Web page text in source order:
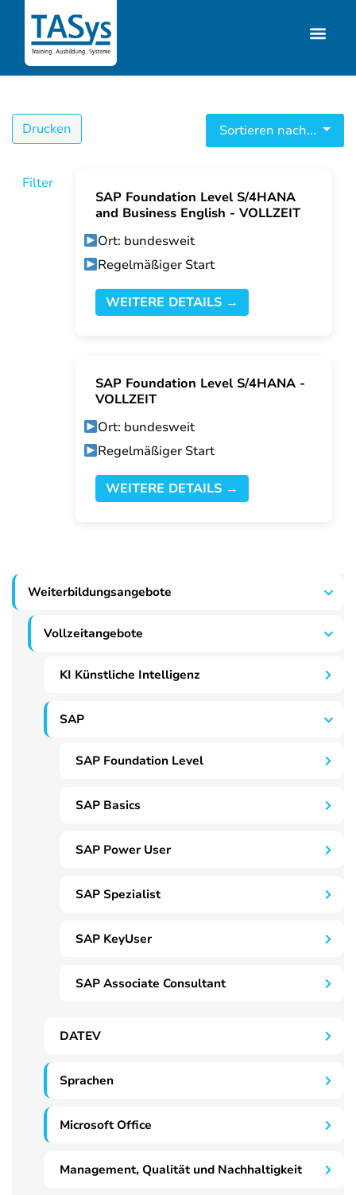
Drucken Sortieren nach...
Filter
SAP Foundation Level S/4HANA
and Business English - VOLLZEIT
Ort: bundesweit
Regelmäßiger Start
WEITERE DETAILS →
SAP Foundation Level S/4HANA -
VOLLZEIT
Ort: bundesweit
Regelmäßiger Start
WEITERE DETAILS →
Weiterbildungsangebote
Vollzeitangebote
KI Künstliche Intelligenz
SAP
SAP Foundation Level
SAP Basics
SAP Power User
SAP Spezialist
SAP KeyUser
SAP Associate Consultant
DATEV
Sprachen
Microsoft Office
Management, Qualität und Nachhaltigkeit